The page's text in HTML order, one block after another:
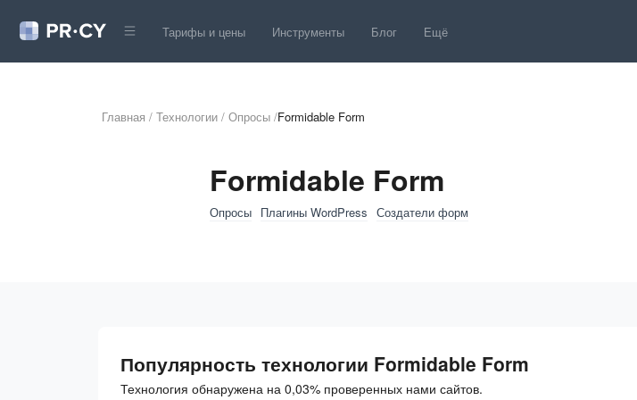
Тарифы и цены Инструменты Блог Ещё
Главная / Технологии / Опросы /Formidable Form
Formidable Form
Опросы Плагины WordPress Создатели форм
Популярность технологии Formidable Form
Технология обнаружена на 0,03% проверенных нами сайтов.